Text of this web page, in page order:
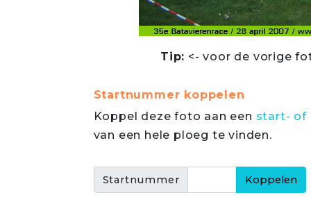
Tip: <- voor de vorige
Startnummer koppelen
Koppel deze foto aan een start- of
van een hele ploeg te vinden.
Startnummer